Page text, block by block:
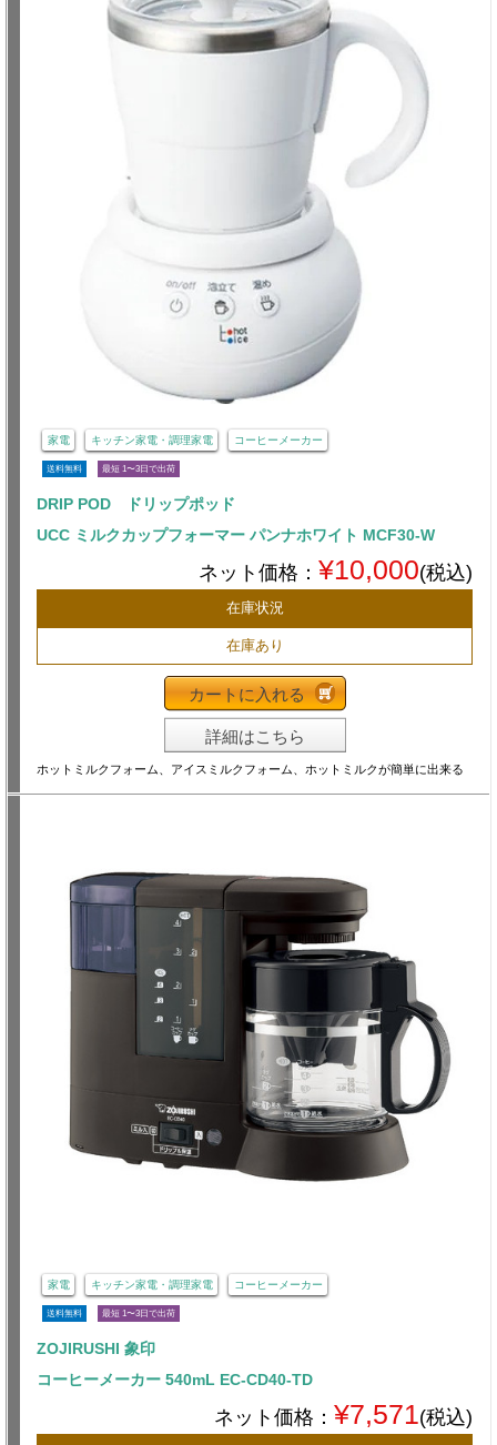
家電 キッチン家電・調理家電 コーヒーメーカー
送料無料 最短 1〜3日で出荷
DRIP POD ドリップポッド
UCC ミルクカップフォーマー パンナホワイト MCF30-W
ネット価格： ¥10,000(税込)
在庫状況
在庫あり
カートに入れる
詳細はこちら
ホットミルクフォーム、アイスミルクフォーム、ホットミルクが簡単に出来る
家電 キッチン家電・調理家電 コーヒーメーカー
送料無料 最短 1〜3日で出荷
ZOJIRUSHI 象印
コーヒーメーカー 540mL EC-CD40-TD
ネット価格： ¥7,571(税込)